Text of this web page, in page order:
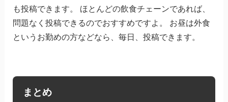
も投稿できます。 ほとんどの飲食チェーンであれば、
問題なく投稿できるのでおすすめですよ。 お昼は外食
というお勤めの方などなら、毎日、投稿できます。
まとめ